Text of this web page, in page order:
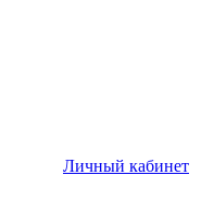
Личный кабинет